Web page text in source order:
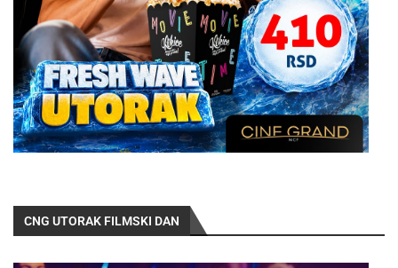
CNG UTORAK FILMSKI DAN